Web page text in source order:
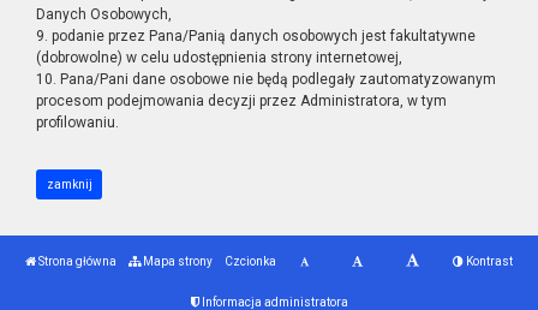
Danych Osobowych,
9. podanie przez Pana/Panią danych osobowych jest fakultatywne
(dobrowolne) w celu udostępnienia strony internetowej,
10. Pana/Pani dane osobowe nie będą podlegały zautomatyzowanym
procesom podejmowania decyzji przez Administratora, w tym
profilowaniu.
zamknij
Strona główna Mapa strony Czcionka Kontrast
Informacja administratora